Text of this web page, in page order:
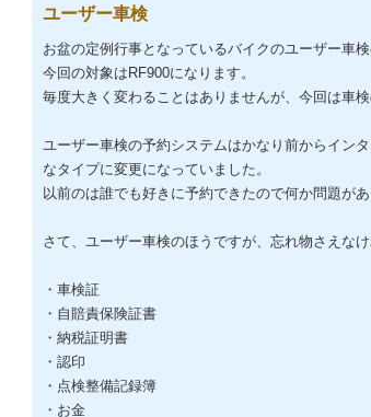
ユーザー車検
お盆の定例行事となっているバイクのユーザー車検
今回の対象はRF900になります。
毎度大きく変わることはありませんが、今回は車
ユーザー車検の予約システムはかなり前からイン
なタイプに変更になっていました。
以前のは誰でも好きに予約できたので何か問題が
さて、ユーザー車検のほうですが、忘れ物さえな
・車検証
・自賠責保険証書
・納税証明書
・認印
・点検整備記録簿
・お金